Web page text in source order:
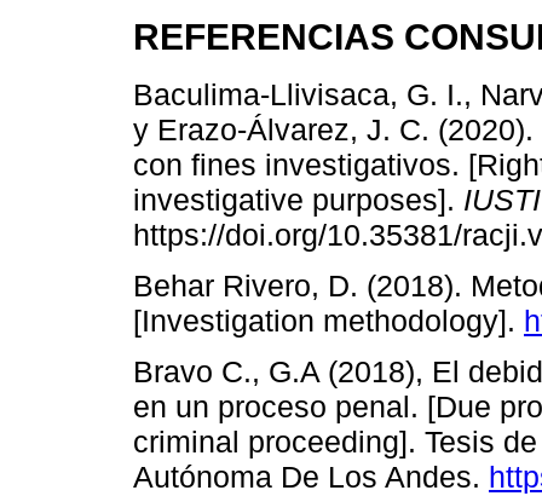
REFERENCIAS
Baculima-Llivisaca, G. I.,
y Erazo-Álvarez, J. C.
con fines investigativos.
investigative purposes].
https://doi.org/10.35381/
Behar Rivero, D. (2018).
[Investigation methodology].
Bravo C., G.A (2018), El
en un proceso penal. [Due
criminal proceeding]. Tesis
Autónoma De Los Andes.